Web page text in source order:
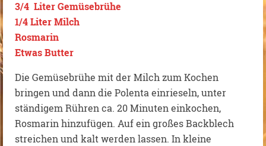
3/4 Liter Gemüsebrühe
1/4 Liter Milch
Rosmarin
Etwas Butter
Die Gemüsebrühe mit der Milch zum Kochen
bringen und dann die Polenta einrieseln, unter
ständigem Rühren ca. 20 Minuten einkochen,
Rosmarin hinzufügen. Auf ein großes Backblech
streichen und kalt werden lassen. In kleine